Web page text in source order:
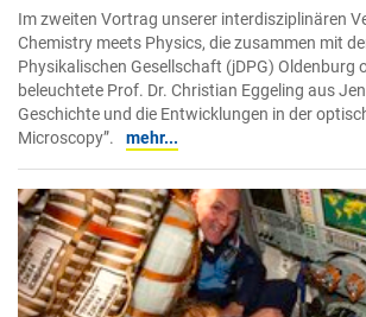
Im zweiten Vortrag unserer interdisziplinären
Chemistry meets Physics, die zusammen mit
Physikalischen Gesellschaft (jDPG) Oldenburg
beleuchtete Prof. Dr. Christian Eggeling aus
Geschichte und die Entwicklungen in der
Microscopy”.
mehr...